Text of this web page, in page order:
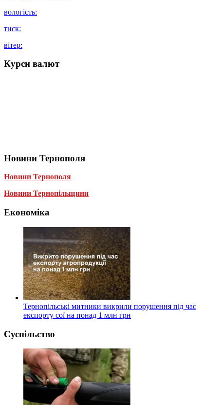
вологість:
тиск:
вітер:
Курси валют
Новини Тернополя
Новини Тернополя
Новини Тернопільщини
Економіка
Тернопільські митники викрили порушення під час
експорту сої на понад 1 млн грн
Суспільство